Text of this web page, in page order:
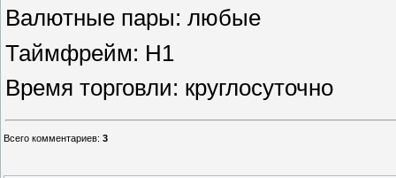
Валютные пары: любые
Таймфрейм: H1
Время торговли: круглосуточно
Всего комментариев: 3